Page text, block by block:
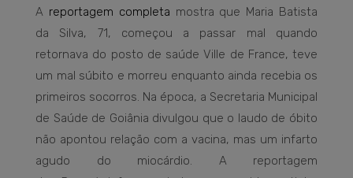
A reportagem completa mostra que Maria Batista
da Silva, 71, começou a passar mal quando
retornava do posto de saúde Ville de France, teve
um mal súbito e morreu enquanto ainda recebia os
primeiros socorros. Na época, a Secretaria Municipal
de Saúde de Goiânia divulgou que o laudo de óbito
não apontou relação com a vacina, mas um infarto
agudo do miocárdio. A reportagem